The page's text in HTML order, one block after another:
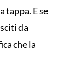
tappa. E se
da
che la